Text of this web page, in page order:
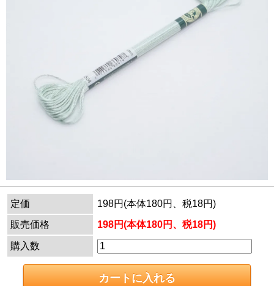
定価
198円(本体180円、税18円)
販売価格
198円(本体180円、税18円)
購入数